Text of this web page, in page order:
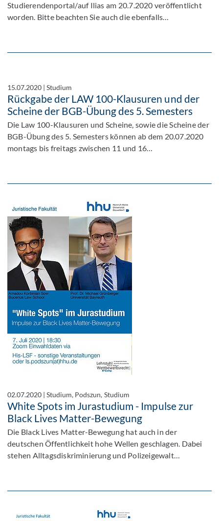
Studierendenportal/auf Ilias am 20.7.2020 veröffentlicht
worden. Bitte beachten Sie auch die ebenfalls…
15.07.2020 |Studium
Rückgabe der LAW 100-Klausuren und der
Scheine der BGB-Übung des 5. Semesters
Die Law 100-Klausuren und Scheine, sowie die Scheine der
BGB-Übung des 5. Semesters können ab dem 20.07.2020
montags bis freitags zwischen 11 und 16…
02.07.2020 |Studium, Podszun, Studium
White Spots im Jurastudium - Impulse zur
Black Lives Matter-Bewegung
Die Black Lives Matter-Bewegung hat auch in der
deutschen Öffentlichkeit hohe Wellen geschlagen. Dabei
stehen Alltagsdiskriminierung und Polizeigewalt…